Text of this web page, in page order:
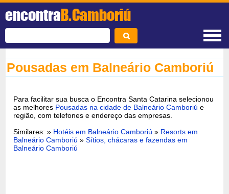
encontraB.Camboriú
Pousadas em Balneário Camboriú
Para facilitar sua busca o Encontra Santa Catarina selecionou
as melhores Pousadas na cidade de Balneário Camboriú e
região, com telefones e endereço das empresas.
Similares: » Hotéis em Balneário Camboriú » Resorts em
Balneário Camboriú »Sítios, chácaras e fazendas em
Balneário Camboriú